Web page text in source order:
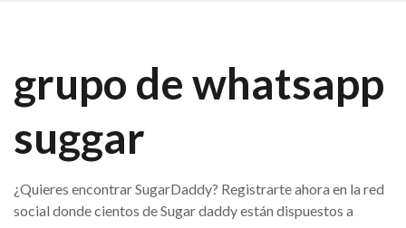
grupo de whatsapp
suggar
¿Quieres encontrar SugarDaddy? Registrarte ahora en la red
social donde cientos de Sugar daddy están dispuestos a